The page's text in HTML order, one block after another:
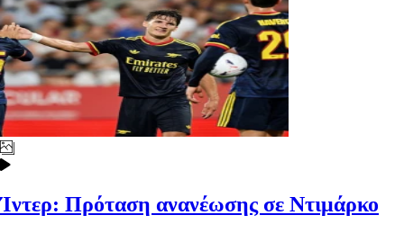
Ίντερ: Πρόταση ανανέωσης σε Ντιμάρκο